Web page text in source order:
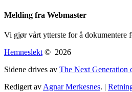
Melding fra Webmaster
Vi gjør vårt ytterste for å dokumentere
Hemneslekt © 2026
Sidene drives av The Next Generation
Redigert av Agnar Merkesnes. |